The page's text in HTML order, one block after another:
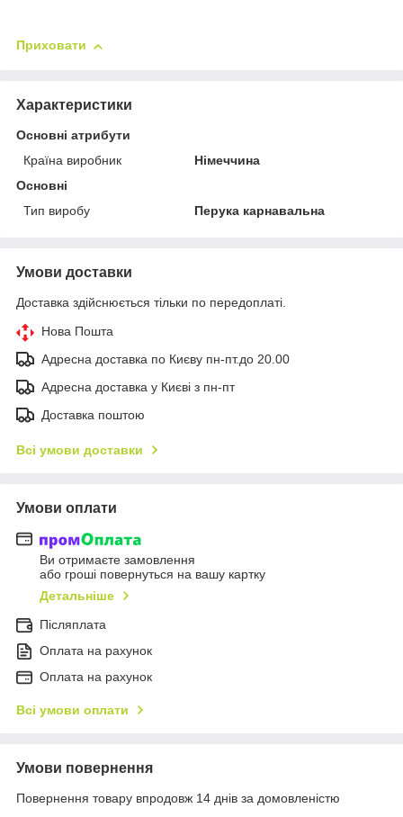
Приховати
Характеристики
Основні атрибути
Країна виробник
Німеччина
Основні
Тип виробу
Перука карнавальна
Умови доставки
Доставка здійснюється тільки по передоплаті.
Нова Пошта
Адресна доставка по Києву пн-пт.до 20.00
Адресна доставка у Києві з пн-пт
Доставка поштою
Всі умови доставки
Умови оплати
Ви отримаєте замовлення
або гроші повернуться на вашу картку
Детальніше
Післяплата
Оплата на рахунок
Оплата на рахунок
Всі умови оплати
Умови повернення
Повернення товару впродовж 14 днів за домовленістю